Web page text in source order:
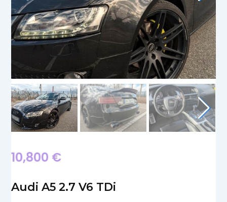
10,800 €
Audi A5 2.7 V6 TDi